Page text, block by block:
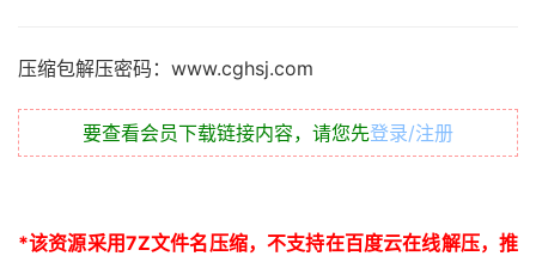
压缩包解压密码：www.cghsj.com
要查看会员下载链接内容，请您先登录/注册
*该资源采用7Z文件名压缩，不支持在百度云在线解压，推